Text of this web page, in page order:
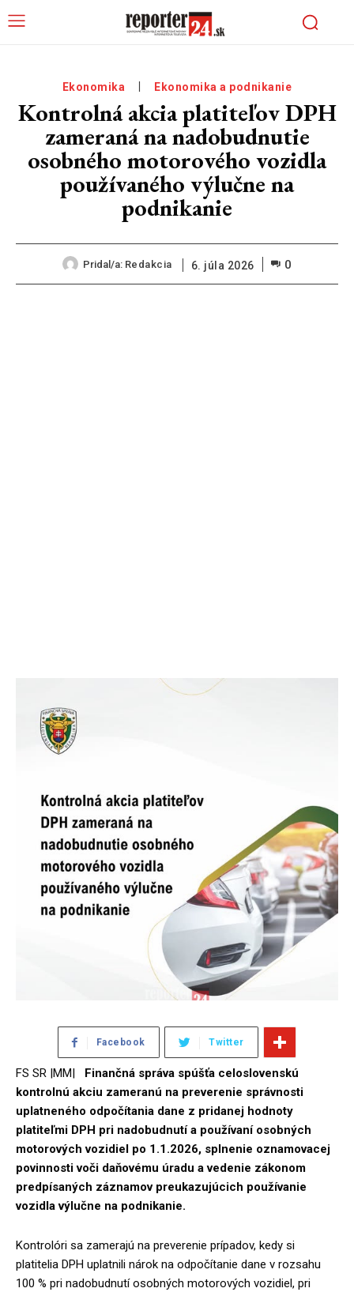
Ekonomika Ekonomika a podnikanie
Kontrolná akcia platiteľov DPH
zameraná na nadobudnutie
osobného motorového vozidla
používaného výlučne na
podnikanie
Pridal/a: Redakcia 6. júla 2026 0
Facebook Twitter
FS SR |MM| Finančná správa spúšťa celoslovenskú
kontrolnú akciu zameranú na preverenie správnosti
uplatneného odpočítania dane z pridanej hodnoty
platiteľmi DPH pri nadobudnutí a používaní osobných
motorových vozidiel po 1.1.2026, splnenie oznamovacej
povinnosti voči daňovému úradu a vedenie zákonom
predpísaných záznamov preukazujúcich používanie
vozidla výlučne na podnikanie.
Kontrolóri sa zamerajú na preverenie prípadov, kedy si
platitelia DPH uplatnili nárok na odpočítanie dane v rozsahu
100 % pri nadobudnutí osobných motorových vozidiel, pri